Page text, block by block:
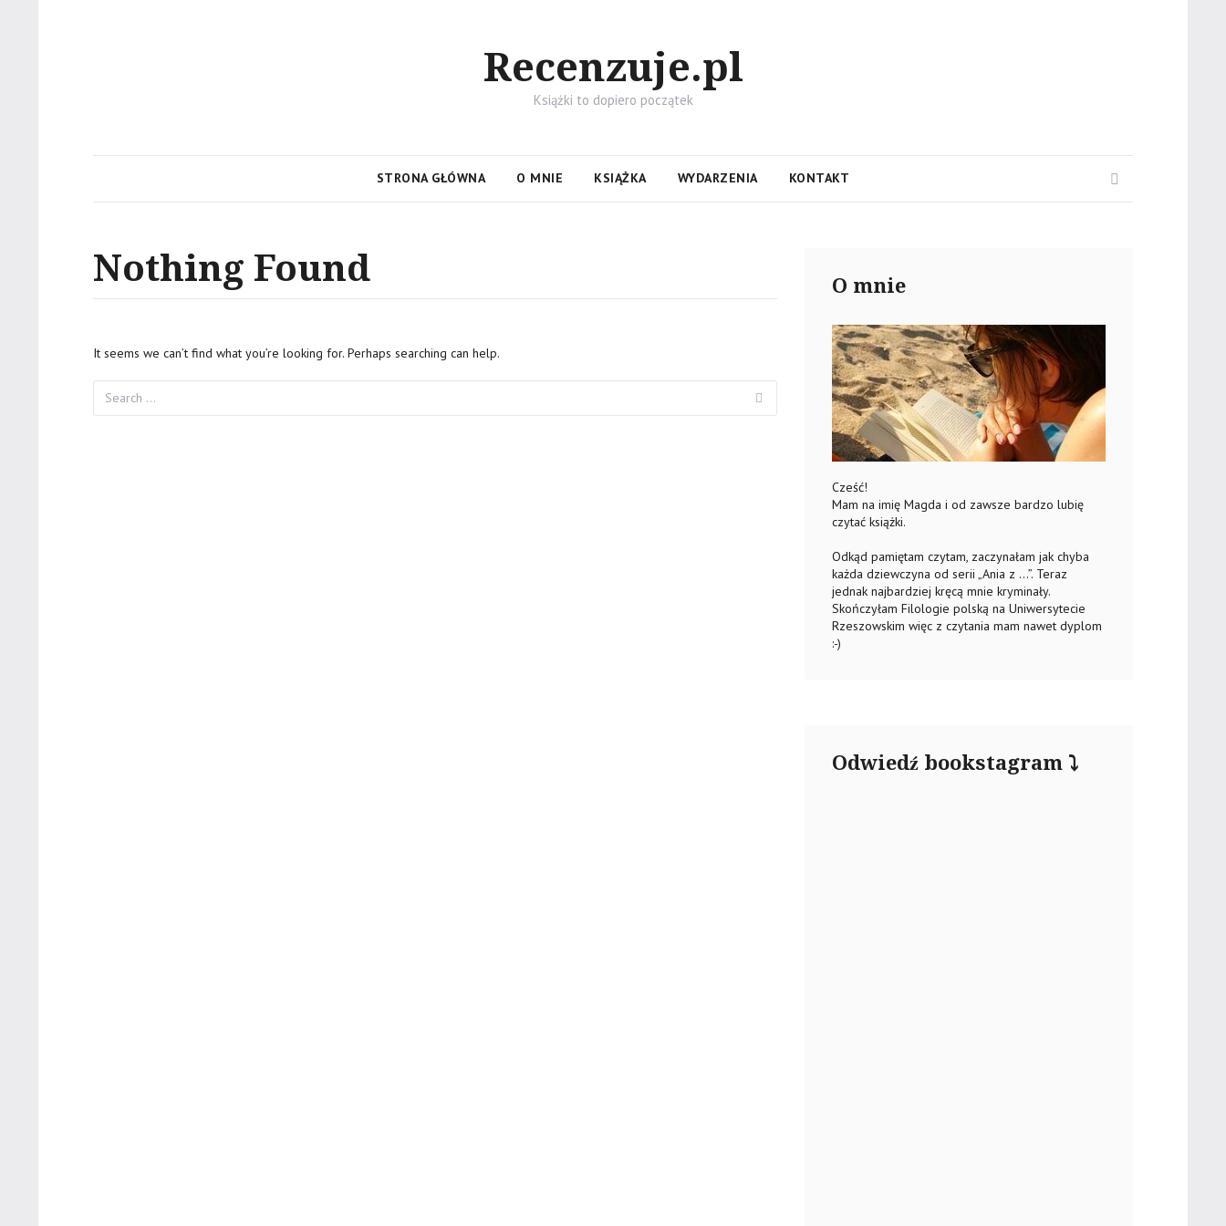
Recenzuje.pl
Książki to dopiero początek
STRONA GŁÓWNA O MNIE KSIĄŻKA WYDARZENIA KONTAKT
Nothing Found
It seems we can’t find what you’re looking for. Perhaps searching can help.
for:
O mnie
Cześć!
Mam na imię Magda i od zawsze bardzo lubię
czytać książki.
Odkąd pamiętam czytam, zaczynałam jak chyba
każda dziewczyna od serii „Ania z …”. Teraz
jednak najbardziej kręcą mnie kryminały.
Skończyłam Filologie polską na Uniwersytecie
Rzeszowskim więc z czytania mam nawet dyplom
:-)
Odwiedź bookstagram ⤵